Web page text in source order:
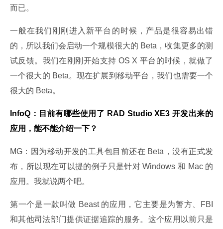
而已。
一般在我们刚刚进入新平台的时候，产品是很容易出错
的，所以我们会启动一个规模很大的 Beta，收集更多的测
试反馈。我们在刚刚开始支持 OS X 平台的时候，就做了
一个很大的 Beta。现在扩展到移动平台，我们也需要一个
很大的 Beta。
InfoQ：目前有哪些使用了 RAD Studio XE3 开发出来的
应用，能不能介绍一下？
MG：因为移动开发的工具包目前还在 Beta，没有正式发
布，所以现在可以提的例子只是针对 Windows 和 Mac 的
应用。我就说两个吧。
第一个是一款叫做 Beast 的应用，它主要是为警方、FBI
和其他司法部门提供证据追踪的服务。这个应用以前只是